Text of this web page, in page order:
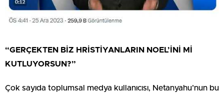
“GERÇEKTEN BİZ HRİSTİYANLARIN NOEL’İNİ Mİ
KUTLUYORSUN?”
Çok sayıda toplumsal medya kullanıcısı, Netanyahu’nun bu